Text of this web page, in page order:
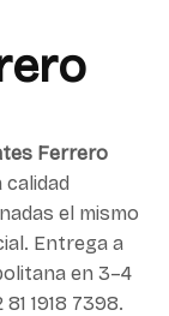
Ferrero
el mismo
Entrega a
en 3–4
1918 7398.